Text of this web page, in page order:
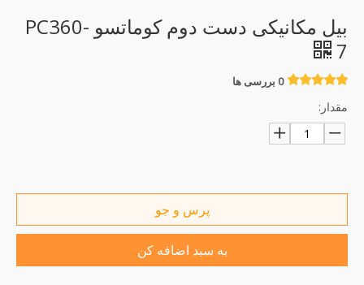
بیل مکانیکی دست دوم کوماتسو PC360-
7
0 بررسی ها
مقدار:
پرس و جو
به سبد اضافه کن